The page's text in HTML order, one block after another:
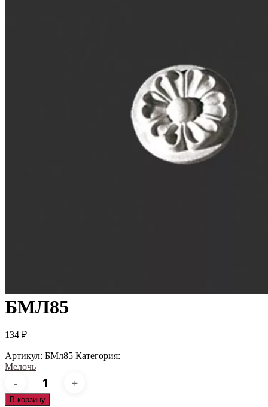
БМЛ85
134 ₽
Артикул: БМл85 Категория:
Мелочь
Количество
товара
БМл85
В корзину